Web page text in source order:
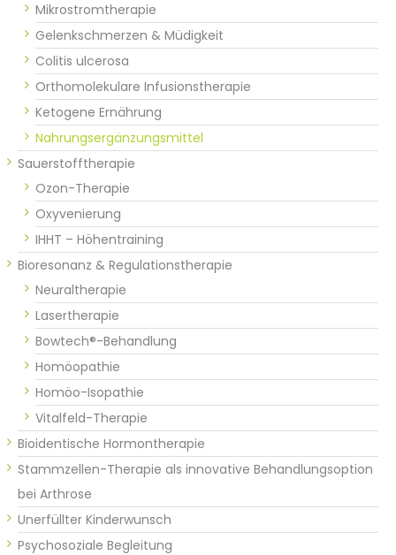
Mikrostromtherapie
Gelenkschmerzen & Müdigkeit
Colitis ulcerosa
Orthomolekulare Infusionstherapie
Ketogene Ernährung
Nahrungsergänzungsmittel
Sauerstofftherapie
Ozon-Therapie
Oxyvenierung
IHHT – Höhentraining
Bioresonanz & Regulationstherapie
Neuraltherapie
Lasertherapie
Bowtech®-Behandlung
Homöopathie
Homöo-Isopathie
Vitalfeld-Therapie
Bioidentische Hormontherapie
Stammzellen-Therapie als innovative Behandlungsoption
bei Arthrose
Unerfüllter Kinderwunsch
Psychosoziale Begleitung